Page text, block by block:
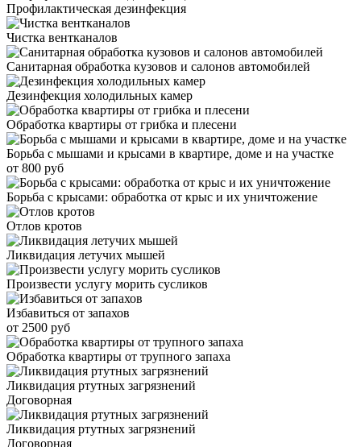
Профилактическая дезинфекция
Чистка вентканалов
Санитарная обработка кузовов и салонов автомобилей
Дезинфекция холодильных камер
Обработка квартиры от грибка и плесени
Борьба с мышами и крысами в квартире, доме и на участке
от 800 руб
Борьба с крысами: обработка от крыс и их уничтожение
Отлов кротов
Ликвидация летучих мышей
Произвести услугу морить сусликов
Избавиться от запахов
от 2500 руб
Обработка квартиры от трупного запаха
Ликвидация ртутных загрязнений
Договорная
Ликвидация ртутных загрязнений
Договорная